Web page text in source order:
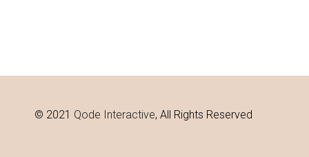
© 2021 Qode Interactive, All Rights Reserved